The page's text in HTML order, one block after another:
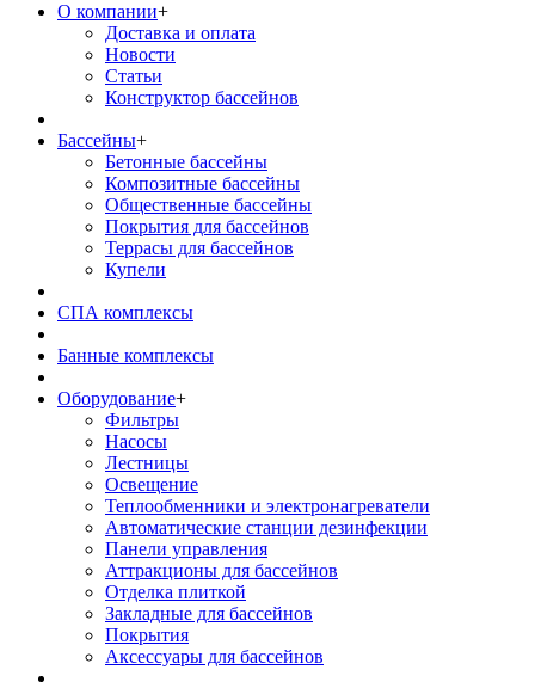
О компании+
Доставка и оплата
Новости
Статьи
Конструктор бассейнов
Бассейны+
Бетонные бассейны
Композитные бассейны
Общественные бассейны
Покрытия для бассейнов
Террасы для бассейнов
Купели
СПА комплексы
Банные комплексы
Оборудование+
Фильтры
Насосы
Лестницы
Освещение
Теплообменники и электронагреватели
Автоматические станции дезинфекции
Панели управления
Аттракционы для бассейнов
Отделка плиткой
Закладные для бассейнов
Покрытия
Аксессуары для бассейнов